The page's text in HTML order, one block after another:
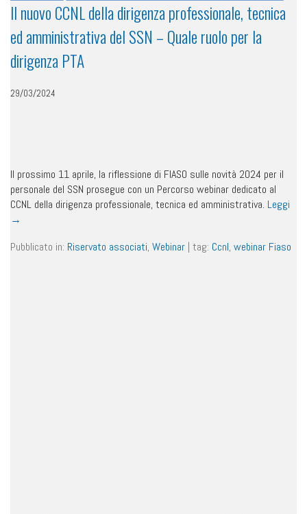
Il nuovo CCNL della dirigenza professionale, tecnica
ed amministrativa del SSN – Quale ruolo per la
dirigenza PTA
29/03/2024
Il prossimo 11 aprile, la riflessione di FIASO sulle novità 2024 per il
personale del SSN prosegue con un Percorso webinar dedicato al
CCNL della dirigenza professionale, tecnica ed amministrativa. Leggi
→
Pubblicato in: Riservato associati, Webinar | tag: Ccnl, webinar Fiaso